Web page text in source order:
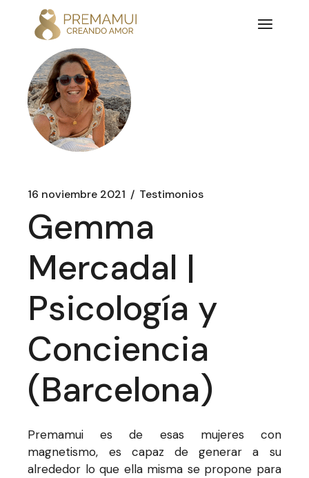
16 noviembre 2021 Testimonios
Gemma
Mercadal |
Psicología y
Conciencia
(Barcelona)
Premamui es de esas mujeres con
magnetismo, es capaz de generar a su
alrededor lo que ella misma se propone para